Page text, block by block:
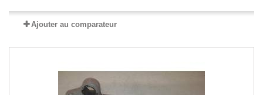
Ajouter au comparateur